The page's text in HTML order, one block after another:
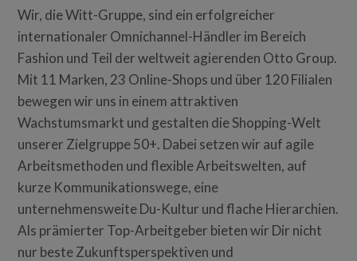
Wir, die Witt-Gruppe, sind ein erfolgreicher
internationaler Omnichannel-Händler im Bereich
Fashion und Teil der weltweit agierenden Otto Group.
Mit 11 Marken, 23 Online-Shops und über 120 Filialen
bewegen wir uns in einem attraktiven
Wachstumsmarkt und gestalten die Shopping-Welt
unserer Zielgruppe 50+. Dabei setzen wir auf agile
Arbeitsmethoden und flexible Arbeitswelten, auf
kurze Kommunikationswege, eine
unternehmensweite Du-Kultur und flache Hierarchien.
Als prämierter Top-Arbeitgeber bieten wir Dir nicht
nur beste Zukunftsperspektiven und